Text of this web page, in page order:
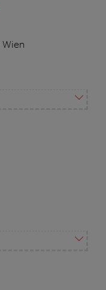
Wien